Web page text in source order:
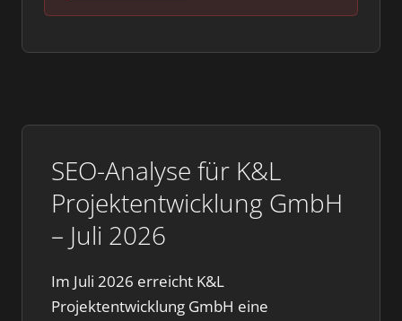
SEO-Analyse für K&L
Projektentwicklung GmbH
– Juli 2026
Im Juli 2026 erreicht K&L
Projektentwicklung GmbH eine